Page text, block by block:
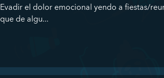
Evadir el dolor emocional yendo a fiestas/
que de algu...